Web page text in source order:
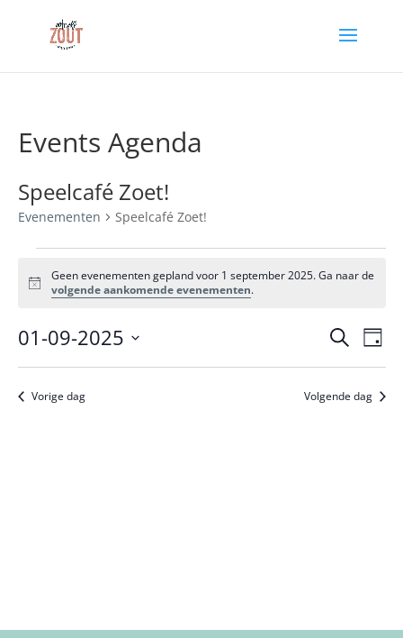
Events Agenda
Speelcafé Zoet!
Evenementen Speelcafé Zoet!
Evenementen
in
september
2025
Bericht
Geen evenementen gepland voor 1 september 2025. Ga naar de
volgende aankomende evenementen.
Zoeken
Dag
01-09-2025
datum.
Vorige dag Volgende dag